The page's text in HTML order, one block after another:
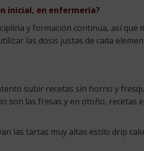
inicial, en enfermería?
y formación continua, así que
las dosis justas de cada
subir recetas sin horno y
las fresas y en otoño, recetas
las tartas muy altas estilo drip